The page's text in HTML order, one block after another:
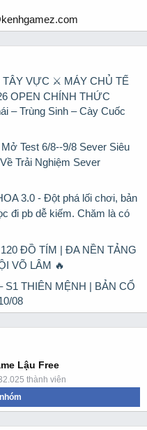
VỰC ⚔️ MÁY CHỦ TẾ
OPEN CHÍNH THỨC
– Trùng Sinh – Cày Cuốc
Test 6/8--9/8 Sever Siêu
Trải Nghiệm Sever
3.0 - Đột phá lối chơi, bản
đi pb dễ kiếm. Chăm là có
ĐỒ TÍM | ĐA NỀN TẢNG
VÕ LÂM 🔥
THIÊN MỆNH | BẢN CỔ
08
Lậu Free
thành viên